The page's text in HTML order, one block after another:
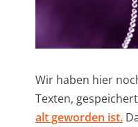
Wir haben hier
Texten,
alt geworden ist.